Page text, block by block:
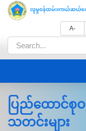
A-
ပြည်ထောင်စု
သတင်းများ